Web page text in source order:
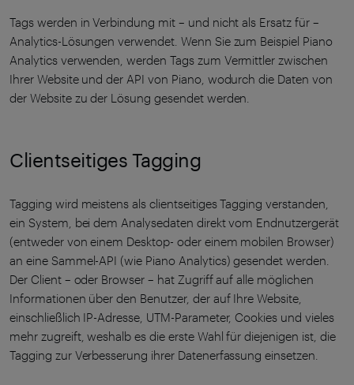
Tags werden in Verbindung mit – und nicht als Ersatz für –
Analytics-Lösungen verwendet. Wenn Sie zum Beispiel Piano
Analytics verwenden, werden Tags zum Vermittler zwischen
Ihrer Website und der API von Piano, wodurch die Daten von
der Website zu der Lösung gesendet werden.
Clientseitiges Tagging
Tagging wird meistens als clientseitiges Tagging verstanden,
ein System, bei dem Analysedaten direkt vom Endnutzergerät
(entweder von einem Desktop- oder einem mobilen Browser)
an eine Sammel-API (wie Piano Analytics) gesendet werden.
Der Client – oder Browser – hat Zugriff auf alle möglichen
Informationen über den Benutzer, der auf Ihre Website,
einschließlich IP-Adresse, UTM-Parameter, Cookies und vieles
mehr zugreift, weshalb es die erste Wahl für diejenigen ist, die
Tagging zur Verbesserung ihrer Datenerfassung einsetzen.